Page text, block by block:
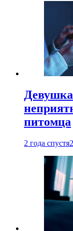
питомца
2 года спустя